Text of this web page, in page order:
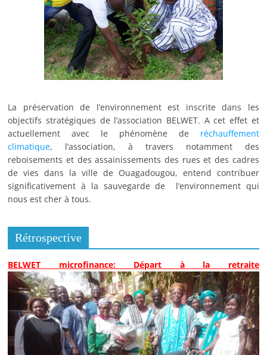
La préservation de l’environnement est inscrite dans les
objectifs stratégiques de l’association BELWET. A cet effet et
actuellement avec le phénomène de réchauffement
climatique, l’association, à travers notamment des
reboisements et des assainissements des rues et des cadres
de vies dans la ville de Ouagadougou, entend contribuer
significativement à la sauvegarde de l’environnement qui
nous est cher à tous.
Rétrospective
BELWET microfinance: Départ à la retraite